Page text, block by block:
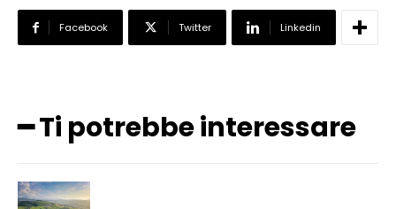
Facebook Twitter Linkedin
━ Ti potrebbe interessare